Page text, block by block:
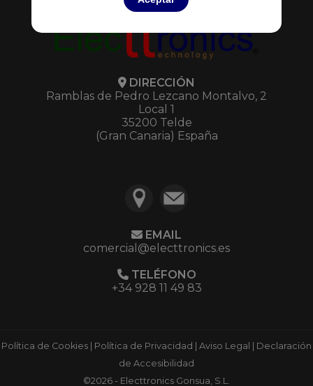
DIRECCIÓN
Ramblas de Pedro Lezcano Montalvo, 2
Local 1
35200 Telde
(Gran Canaria) España
EMAIL
comercial@electtronics.es
TELÉFONO
+34 928 11 49 83
Política de Cookies Política de Privacidad Aviso Legal
Declaración
de Accesibilidad
©2026 - Electtronics Gonsua, S.L.